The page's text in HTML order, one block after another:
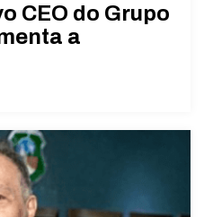
CEO do Grupo
a